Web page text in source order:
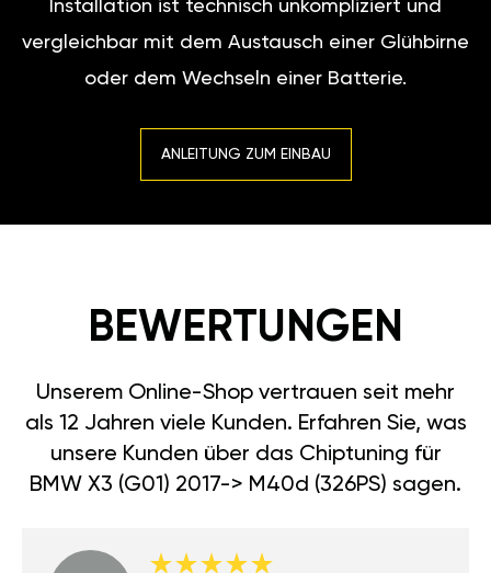
Installation ist technisch unkompliziert und
vergleichbar mit dem Austausch einer Glühbirne
oder dem Wechseln einer Batterie.
ANLEITUNG ZUM EINBAU
BEWERTUNGEN
Unserem Online-Shop vertrauen seit mehr
als 12 Jahren viele Kunden. Erfahren Sie, was
unsere Kunden über das Chiptuning für
BMW X3 (G01) 2017-> M40d (326PS) sagen.